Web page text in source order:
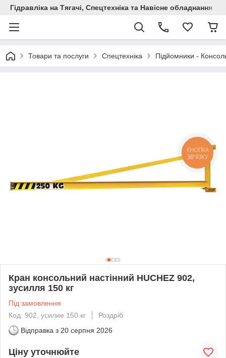
Гідравліка на Тягачі, Спецтехніка та Навісне обладнання
Товари та послуги Спецтехніка Підйомники -
Кран консольний настінний HUCHEZ 902,
зусилля 150 кг
Під замовлення
Код: 902, усилие 150 кг
Роздріб
Відправка з 20 серпня 2026
Ціну уточнюйте
КНОПКА
ЗВ'ЯЗКУ